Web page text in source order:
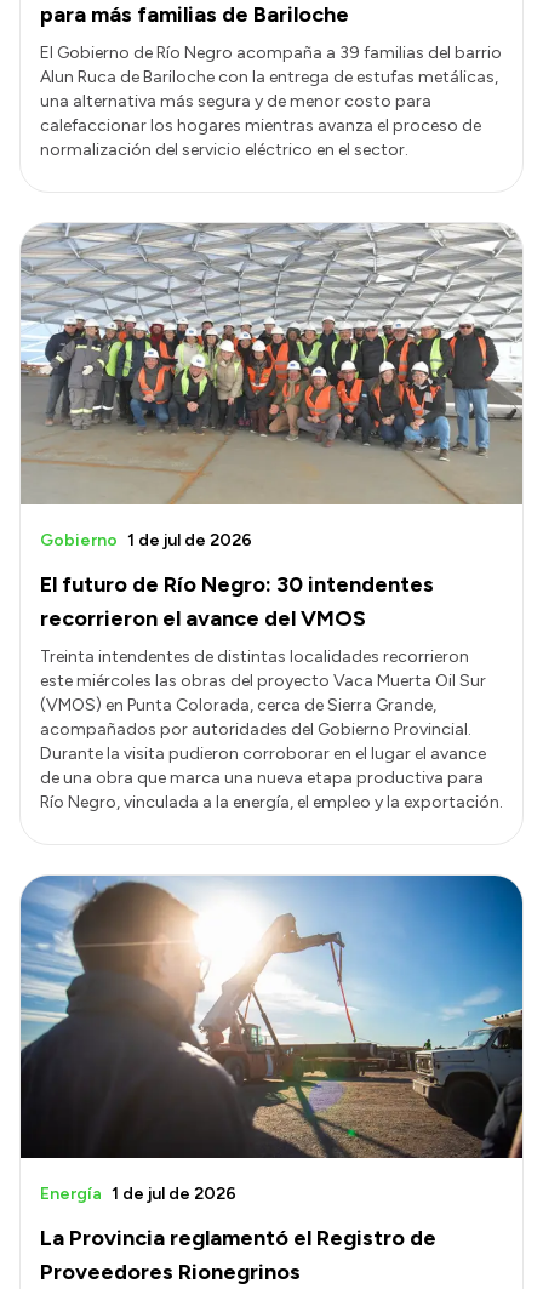
para más familias de Bariloche
El Gobierno de Río Negro acompaña a 39 familias del barrio
Alun Ruca de Bariloche con la entrega de estufas metálicas,
una alternativa más segura y de menor costo para
calefaccionar los hogares mientras avanza el proceso de
normalización del servicio eléctrico en el sector.
El futuro de Río Negro: 30 intendentes
recorrieron el avance del VMOS
Gobierno 1 de jul de 2026
Treinta intendentes de distintas localidades recorrieron
este miércoles las obras del proyecto Vaca Muerta Oil Sur
(VMOS) en Punta Colorada, cerca de Sierra Grande,
acompañados por autoridades del Gobierno Provincial.
Durante la visita pudieron corroborar en el lugar el avance
de una obra que marca una nueva etapa productiva para
Río Negro, vinculada a la energía, el empleo y la exportación.
La Provincia reglamentó el Registro de
Proveedores Rionegrinos
Energía 1 de jul de 2026